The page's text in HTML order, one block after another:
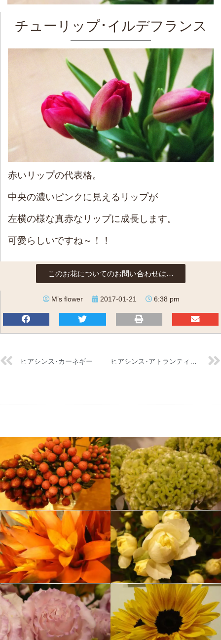
チューリップ･イルデフランス
赤いリップの代表格。
中央の濃いピンクに見えるリップが
左横の様な真赤なリップに成長します。
可愛らしいですね～！！
このお花についてのお問い合わせは…
M’s flower 2017-01-21 6:38 pm
ヒアシンス･カーネギー